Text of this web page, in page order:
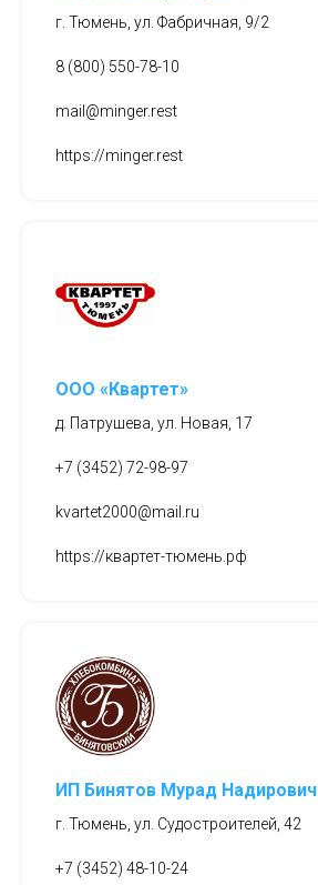
г. Тюмень, ул. Фабричная, 9/2
8 (800) 550-78-10
mail@minger.rest
https://minger.rest
ООО «Квартет»
д. Патрушева, ул. Новая, 17
+7 (3452) 72-98-97
kvartet2000@mail.ru
https://квартет-тюмень.рф
ИП Бинятов Мурад Надирович
г. Тюмень, ул. Судостроителей, 42
+7 (3452) 48-10-24